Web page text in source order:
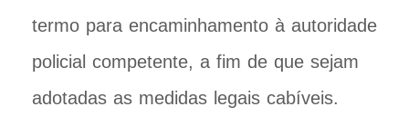
termo para encaminhamento à autoridade
policial competente, a fim de que sejam
adotadas as medidas legais cabíveis.